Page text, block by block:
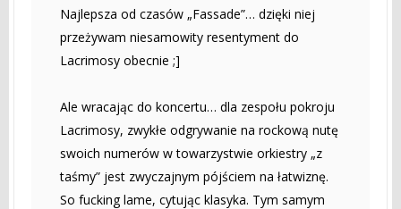
Najlepsza od czasów „Fassade”… dzięki niej
przeżywam niesamowity resentyment do
Lacrimosy obecnie ;]
Ale wracając do koncertu… dla zespołu pokroju
Lacrimosy, zwykłe odgrywanie na rockową nutę
swoich numerów w towarzystwie orkiestry „z
taśmy” jest zwyczajnym pójściem na łatwiznę.
So fucking lame, cytując klasyka. Tym samym